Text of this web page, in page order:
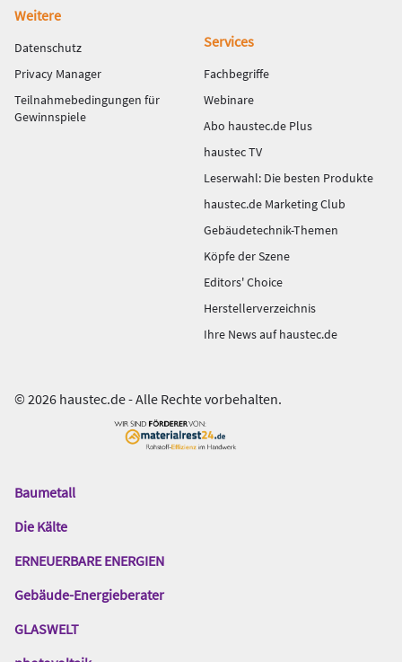
Weitere
Datenschutz
Privacy Manager
Teilnahmebedingungen für
Gewinnspiele
Services
Fachbegriffe
Webinare
Abo haustec.de Plus
haustec TV
Leserwahl: Die besten Produkte
haustec.de Marketing Club
Gebäudetechnik-Themen
Köpfe der Szene
Editors' Choice
Herstellerverzeichnis
Ihre News auf haustec.de
© 2026 haustec.de - Alle Rechte vorbehalten.
Das
Gentner
Baumetall
Die Kälte
ERNEUERBARE ENERGIEN
Gebäude-Energieberater
GLASWELT